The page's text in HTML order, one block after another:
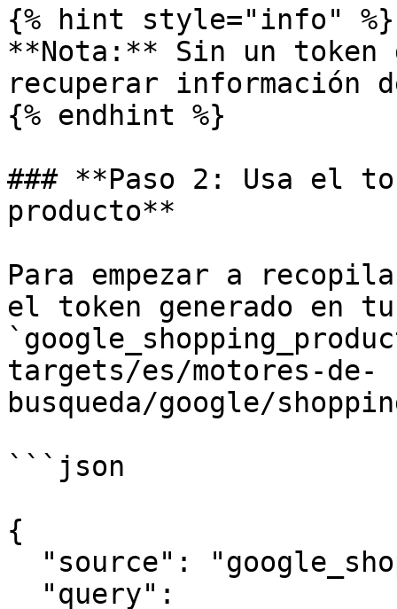
{% hint style="info" %}
**Nota:** Sin un token
recuperar información
{% endhint %}
### **Paso 2: Usa el
producto**
Para empezar a
el token generado en
targets/es/motores-de-
busqueda/google/
```json
{